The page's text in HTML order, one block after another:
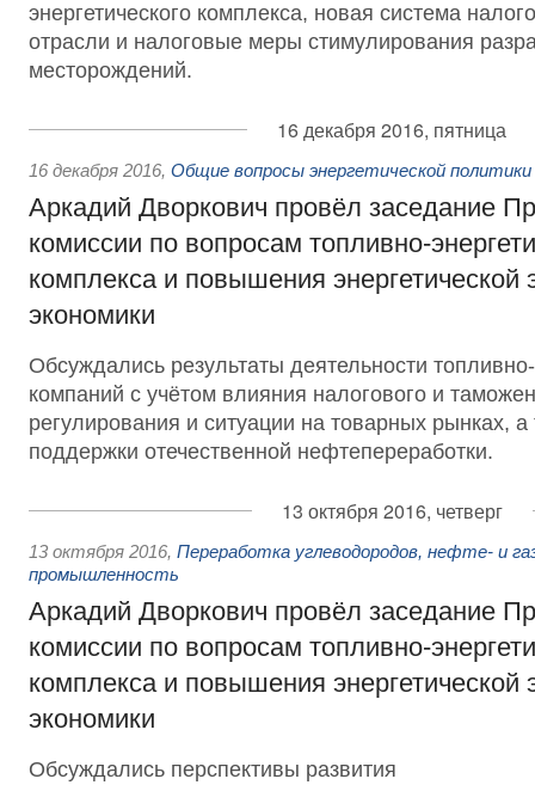
энергетического комплекса, новая система
отрасли и налоговые меры стимулирования
месторождений.
16 декабря 2016, пятница
16 декабря 2016, Общие вопросы энергетической политики
Аркадий Дворкович провёл заседание
комиссии по вопросам топливно-
комплекса и повышения энергетической
экономики
Обсуждались результаты деятельности топливно-
компаний с учётом влияния налогового и
регулирования и ситуации на товарных рынках,
поддержки отечественной нефтепереработки.
13 октября 2016, четверг
13 октября 2016, Переработка углеводородов, нефте- и
промышленность
Аркадий Дворкович провёл заседание
комиссии по вопросам топливно-
комплекса и повышения энергетической
экономики
Обсуждались перспективы развития